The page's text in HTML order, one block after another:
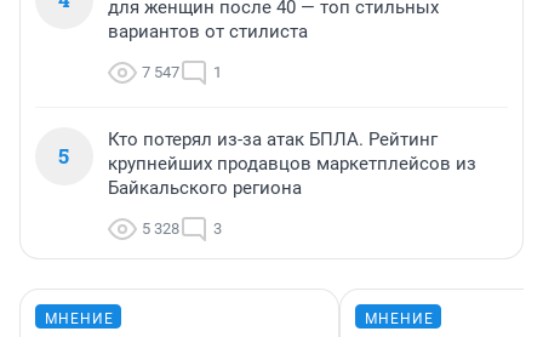
для женщин после 40 — топ стильных
вариантов от стилиста
7 547 1
5
Кто потерял из-за атак БПЛА. Рейтинг
крупнейших продавцов маркетплейсов из
Байкальского региона
5 328 3
МНЕНИЕ МНЕНИЕ